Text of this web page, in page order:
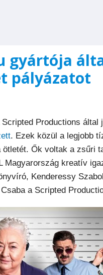
gyártója
pályázatot
Productions által
. Ezek közül a legjobb
Ők voltak a zsűri
Magyarország kreatív
Kenderessy
a Scripted